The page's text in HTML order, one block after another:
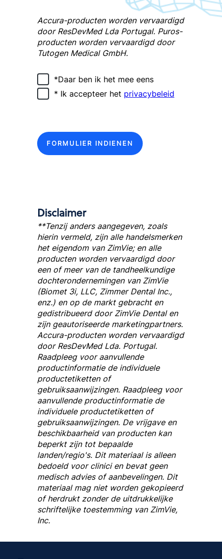
Accura-productenworden vervaardigd
door ResDevMed Lda Portugal. Puros-
productenworden vervaardigd door
Tutogen Medical GmbH.
*Daar ben ik het mee eens
* Ik accepteer het privacybeleid
FORMULIER INDIENEN
Disclaimer
**Tenzij anders aangegeven, zoals
hierin vermeld, zijn alle handelsmerken
het eigendom van ZimVie; en alle
producten worden vervaardigd door
een of meer van de tandheelkundige
dochterondernemingen van ZimVie
(Biomet 3i, LLC, Zimmer Dental Inc.,
enz.) en op de markt gebracht en
gedistribueerd door ZimVie Dental en
zijn geautoriseerde marketingpartners.
Accura-producten worden vervaardigd
door ResDevMed Lda. Portugal.
Raadpleeg voor aanvullende
productinformatie de individuele
productetiketten of
gebruiksaanwijzingen. Raadpleeg voor
aanvullende productinformatie de
individuele productetiketten of
gebruiksaanwijzingen. De vrijgave en
beschikbaarheid van producten kan
beperkt zijn tot bepaalde
landen/regio's. Dit materiaal is alleen
bedoeld voor clinici en bevat geen
medisch advies of aanbevelingen. Dit
materiaal mag niet worden gekopieerd
of herdrukt zonder de uitdrukkelijke
schriftelijke toestemming van ZimVie,
Inc.